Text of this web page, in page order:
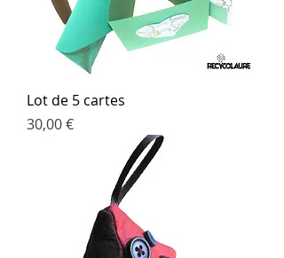
Lot de 5 cartes
Prix
30,00 €